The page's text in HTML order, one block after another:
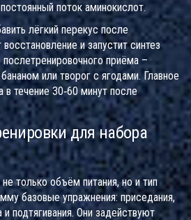
поток аминокислот.
лёгкий перекус после
и запустит синтез
приёма –
или творог с ягодами. Главное
в течение 30‑60 минут после
для набора
только объём питания, но и тип
базовые упражнения: приседания,
подтягивания. Они задействуют